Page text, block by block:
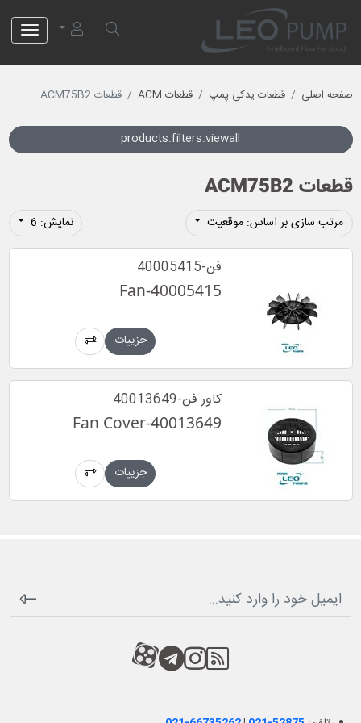
صفحه اصلی قطعات یدکی پمپ قطعات ACM قطعات ACM75B2
products.filters.viewall
قطعات ACM75B2
مرتب سازی بر اساس: موقعیت نمایش: 6
فن-40005415
Fan-40005415
جزییات
کاور فن-40013649
Fan Cover-40013649
جزییات
RSS
کانال آپارات
کانال تلگرام
کانال آپارات